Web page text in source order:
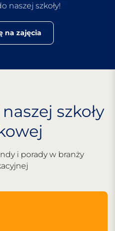
naszej szkoły!
na zajęcia
szkoły
i porady w branży